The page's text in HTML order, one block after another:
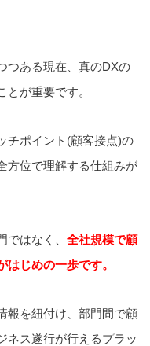
つある現在、真のDXの
とが重要です。
チポイント(顧客接点)の
方位で理解する仕組みが
はなく、 全社規模で顧
じめの一歩です。
報を紐付け、部門間で顧
ネス遂行が行えるプラッ